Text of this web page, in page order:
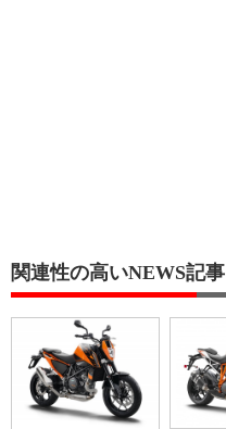
関連性の高いNEWS記事